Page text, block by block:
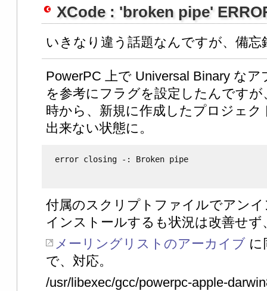
XCode : 'broken pipe'
いきなり違う話題なんですが、備忘
PowerPC 上で Universal Binary な
を参考にフラグを設定したんです
時から、新規に作成したプロジェ
出来ない状態に。
error closing -: Broken pipe
付属のスクリプトファイルでアン
インストールするも状況は改善せず
メーリングリストのアーカイブに
で、対応。
/usr/libexec/gcc/powerpc-apple-